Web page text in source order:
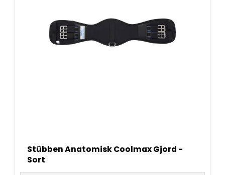
Stübben Anatomisk Coolmax Gjord -
Sort